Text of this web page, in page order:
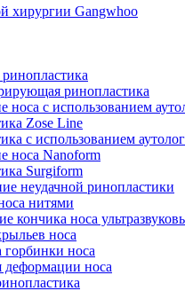
хирургии Gangwhoo
ринопластика
носа с использованием
Zose Line
с использованием
носа Nanoform
Surgiform
неудачной ринопластики
нитями
кончика носа
носа
носа
деформации носа